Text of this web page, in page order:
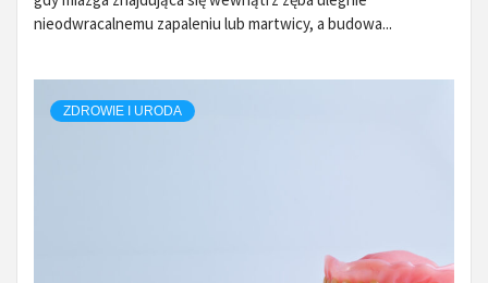
nieodwracalnemu zapaleniu lub martwicy, a budowa...
ZDROWIE I URODA